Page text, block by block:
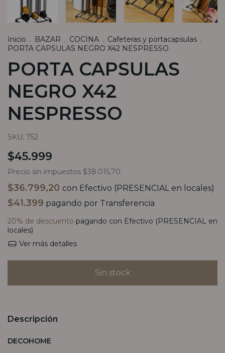
Inicio . BAZAR . COCINA . Cafeteras y portacapsulas .
PORTA CAPSULAS NEGRO X42 NESPRESSO
PORTA CAPSULAS
NEGRO X42
NESPRESSO
SKU: 752
$45.999
Precio sin impuestos $38.015,70
$36.799,20 con Efectivo (PRESENCIAL en locales)
$41.399 pagando por Transferencia
20% de descuento pagando con Efectivo (PRESENCIAL en
locales)
Ver más detalles
Descripción
DECOHOME